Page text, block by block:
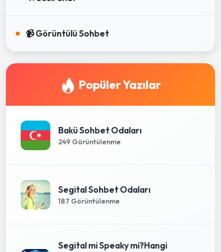
📹 Görüntülü Sohbet
Popüler Yazılar
Bakü Sohbet Odaları
249 Görüntülenme
Segital Sohbet Odaları
187 Görüntülenme
Segital mi Speaky mi?Hangi